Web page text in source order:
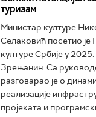
туризам
Министар културе
Селаковић посетио је
културе Србије у
Зрењанин. Са
разговарао је о
реализације
пројеката и